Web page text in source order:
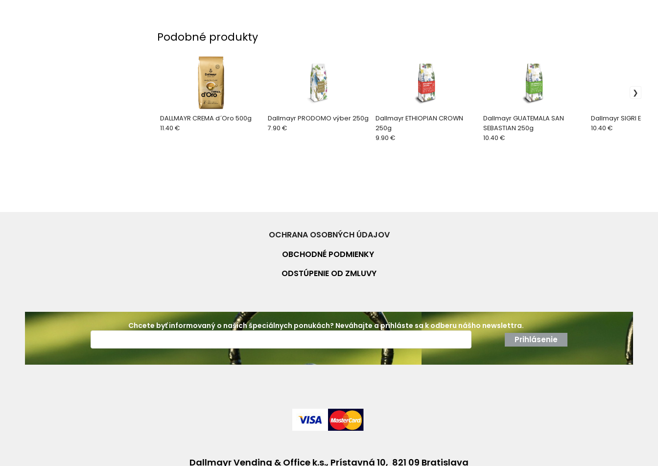
Podobné produkty
DALLMAYR CREMA d´Oro 500g
11.40 €
Dallmayr PRODOMO výber 250g
7.90 €
Dallmayr ETHIOPIAN CROWN
250g
9.90 €
Dallmayr GUATEMALA SAN
SEBASTIAN 250g
10.40 €
Dallmayr SIGRI
10.40 €
OCHRANA OSOBNÝCH ÚDAJOV
OBCHODNÉ PODMIENKY
ODSTÚPENIE OD ZMLUVY
Chcete byť informovaný o našich špeciálnych ponukách? Neváhajte a prihláste sa k odberu nášho newslettra.
Prihlásenie
Dallmayr Vending & Office k.s., Prístavná 10, 821 09 Bratislava